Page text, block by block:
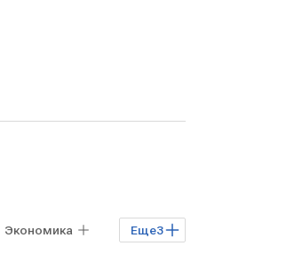
Еще3
Экономика